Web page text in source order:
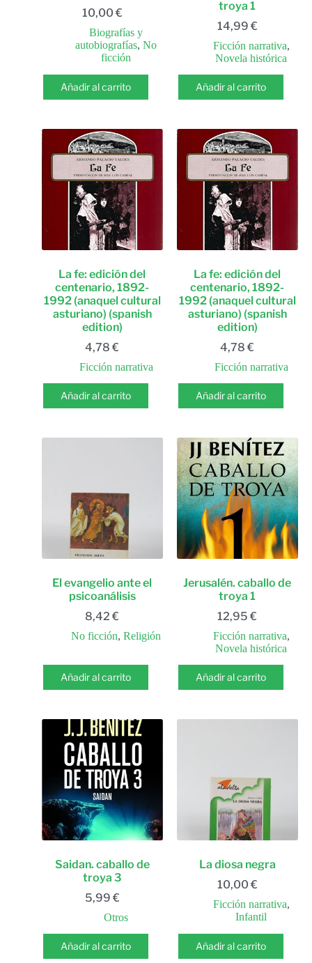
10,00 €
Biografías y
autobiografías,No
ficción
Añadir al carrito
troya 1
14,99 €
Ficción narrativa,
Novela histórica
Añadir al carrito
La fe: edición del
centenario, 1892-
1992 (anaquel cultural
asturiano) (spanish
edition)
4,78€
Ficción narrativa
Añadir al carrito
La fe: edición del
centenario, 1892-
1992 (anaquel cultural
asturiano) (spanish
edition)
4,78€
Ficción narrativa
Añadir al carrito
El evangelio ante el
psicoanálisis
8,42€
No ficción,Religión
Añadir al carrito
Jerusalén. caballo de
troya 1
12,95€
Ficción narrativa,
Novela histórica
Añadir al carrito
Saidan. caballo de
troya 3
5,99 €
Otros
Añadir al carrito
La diosa negra
10,00 €
Ficción narrativa,
Infantil
Añadir al carrito